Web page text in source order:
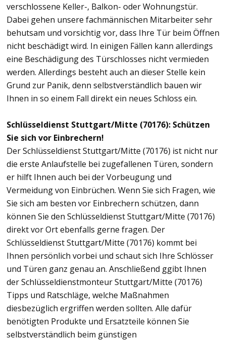
verschlossene Keller-, Balkon- oder Wohnungstür.
Dabei gehen unsere fachmännischen Mitarbeiter sehr
behutsam und vorsichtig vor, dass Ihre Tür beim Öffnen
nicht beschädigt wird. In einigen Fällen kann allerdings
eine Beschädigung des Türschlosses nicht vermieden
werden. Allerdings besteht auch an dieser Stelle kein
Grund zur Panik, denn selbstverständlich bauen wir
Ihnen in so einem Fall direkt ein neues Schloss ein.
Schlüsseldienst Stuttgart/Mitte (70176): Schützen
Sie sich vor Einbrechern!
Der Schlüsseldienst Stuttgart/Mitte (70176) ist nicht nur
die erste Anlaufstelle bei zugefallenen Türen, sondern
er hilft Ihnen auch bei der Vorbeugung und
Vermeidung von Einbrüchen. Wenn Sie sich Fragen, wie
Sie sich am besten vor Einbrechern schützen, dann
können Sie den Schlüsseldienst Stuttgart/Mitte (70176)
direkt vor Ort ebenfalls gerne fragen. Der
Schlüsseldienst Stuttgart/Mitte (70176) kommt bei
Ihnen persönlich vorbei und schaut sich Ihre Schlösser
und Türen ganz genau an. Anschließend ggibt Ihnen
der Schlüsseldienstmonteur Stuttgart/Mitte (70176)
Tipps und Ratschläge, welche Maßnahmen
diesbezüglich ergriffen werden sollten. Alle dafür
benötigten Produkte und Ersatzteile können Sie
selbstverständlich beim günstigen